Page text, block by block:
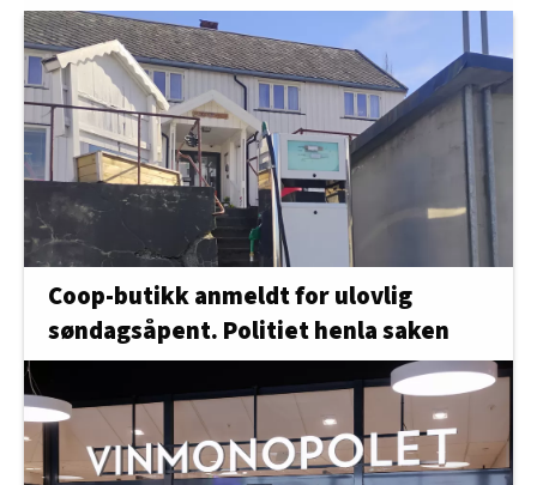
Coop-butikk anmeldt for ulovlig
søndagsåpent. Politiet henla saken